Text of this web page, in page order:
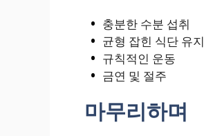
충분한 수분 섭취
균형 잡힌 식단 유지
규칙적인 운동
금연 및 절주
마무리하며